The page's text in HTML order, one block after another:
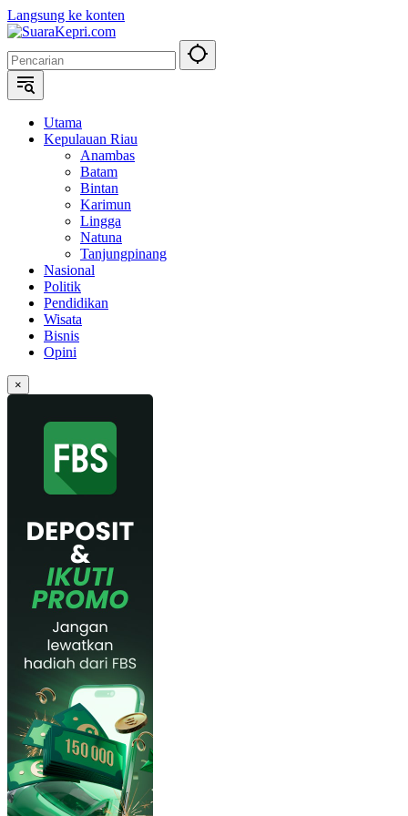
Langsung ke konten
Utama
Kepulauan Riau
Anambas
Batam
Bintan
Karimun
Lingga
Natuna
Tanjungpinang
Nasional
Politik
Pendidikan
Wisata
Bisnis
Opini
×